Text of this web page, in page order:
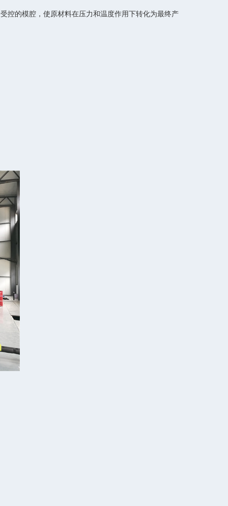
控的模腔，使原材料在压力和温度作用下转化为最终产